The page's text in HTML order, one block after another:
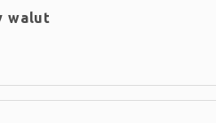
walut